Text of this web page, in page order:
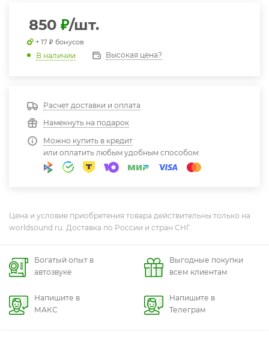
850 ₽/шт.
+ 17 ₽ бонусов
В наличии Высокая цена?
Расчет доставки и оплата
Намекнуть на подарок
Можно купить в кредит
или оплатить любым удобным способом:
Цена и условие приобретения товара действительны только на
worldsound.ru. Доставка по России и стран СНГ.
Богатый опыт в
автозвуке
Выгодные покупки
всем клиентам
Напишите в
МАКС
Напишите в
Телеграм